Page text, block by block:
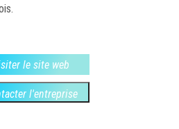
le site web
l'entreprise